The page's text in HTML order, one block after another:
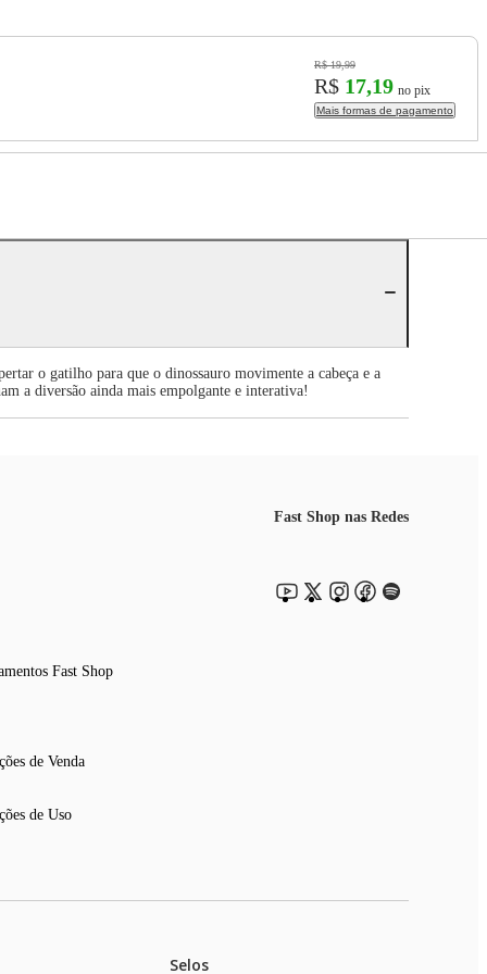
R$ 19,99
R$ 17,19 no pix
Mais formas de pagamento
o gatilho para que o dinossauro movimente a cabeça e a
a diversão ainda mais empolgante e interativa!
Fast Shop
de Venda
de Uso
Fast Shop nas Redes
Selos